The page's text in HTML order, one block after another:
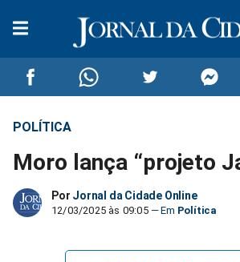
Compartilhar
no
Facebook
Compartilhar
no
Whatsapp
no
Twitter
no
POLÍTICA
Moro lança “projeto
Por Jornal da Cidade Online
12/03/2025 às 09:05 Política